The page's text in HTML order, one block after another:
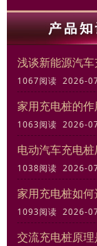
浅谈新能源汽
1067阅读 2026-
家用充电桩的作
1063阅读 2026-
电动汽车充电
1038阅读 2026-
家用充电桩如何
1093阅读 2026-
交流充电桩原理